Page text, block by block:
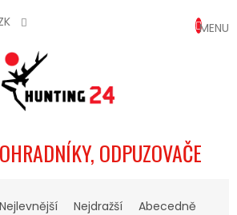
KOŠÍK
ODPUZOVAČE
Nejlevnější Nejdražší Abecedně